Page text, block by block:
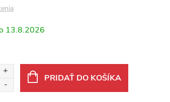
13.8.2026
PRIDAŤ DO KOŠÍKA